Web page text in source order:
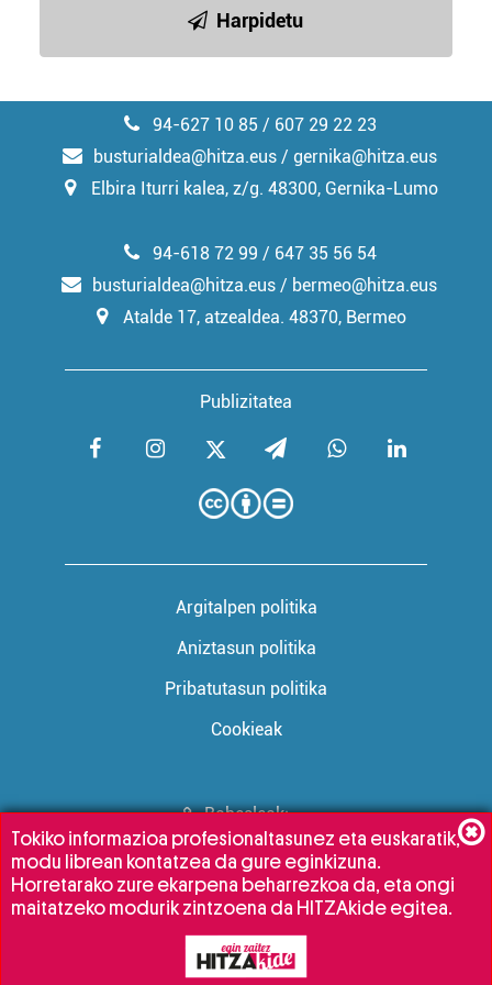
Harpidetu
94-627 10 85 / 607 29 22 23
busturialdea@hitza.eus / gernika@hitza.eus
Elbira Iturri kalea, z/g. 48300, Gernika-Lumo
Publizitatea
94-618 72 99 / 647 35 56 54
busturialdea@hitza.eus / bermeo@hitza.eus
Atalde 17, atzealdea. 48370, Bermeo
Argitalpen politika
Aniztasun politika
Pribatutasun politika
Cookieak
Babesleak:
Tokiko informazioa profesionaltasunez eta euskaratik,
modu librean kontatzea da gure eginkizuna.
Horretarako zure ekarpena beharrezkoa da, eta ongi
maitatzeko modurik zintzoena da HITZAkide egitea.